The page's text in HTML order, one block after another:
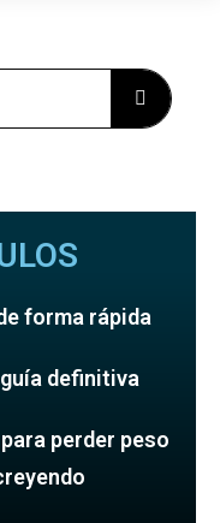
forma rápida
definitiva
perder peso